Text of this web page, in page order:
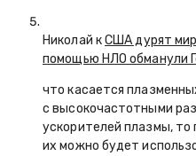
Николай кСША дурят
помощью НЛО обманули
что касается
с высокочастотными
ускорителей плазмы, то
их можно будет